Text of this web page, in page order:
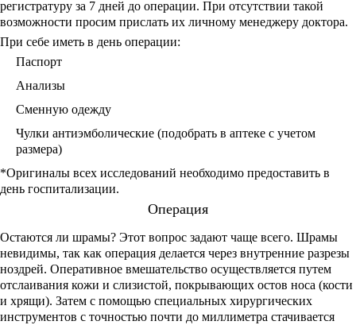
регистратуру за 7 дней до операции. При отсутствии такой
возможности просим прислать их личному менеджеру доктора.
При себе иметь в день операции:
Паспорт
Анализы
Сменную одежду
Чулки антиэмболические (подобрать в аптеке с учетом
размера)
*Оригиналы всех исследований необходимо предоставить в
день госпитализации.
Операция
Остаются ли шрамы? Этот вопрос задают чаще всего. Шрамы
невидимы, так как операция делается через внутренние разрезы
ноздрей. Оперативное вмешательство осуществляется путем
отслаивания кожи и слизистой, покрывающих остов носа (кости
и хрящи). Затем с помощью специальных хирургических
инструментов с точностью почти до миллиметра стачивается